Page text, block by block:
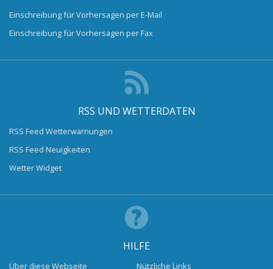
Einschreibung für Vorhersagen per E-Mail
Einschreibung für Vorhersagen per Fax
RSS UND WETTERDATEN
RSS Feed Wetterwarnungen
RSS Feed Neuigkeiten
Wetter Widget
HILFE
Über diese Webseite Nützliche Links